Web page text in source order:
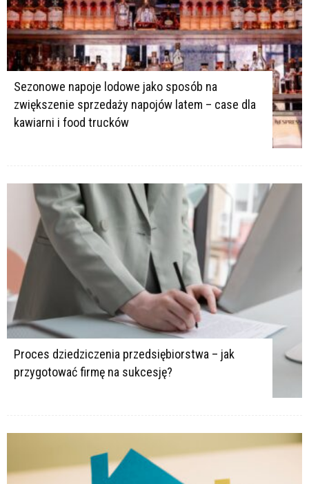
Sezonowe napoje lodowe jako sposób na
zwiększenie sprzedaży napojów latem – case dla
kawiarni i food trucków
Proces dziedziczenia przedsiębiorstwa – jak
przygotować firmę na sukcesję?